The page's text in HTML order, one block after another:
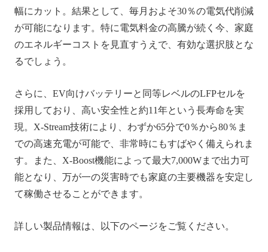
幅にカット。結果として、毎月およそ30％の電気代削減
が可能になります。特に電気料金の高騰が続く今、家庭
のエネルギーコストを見直すうえで、有効な選択肢とな
るでしょう。
さらに、EV向けバッテリーと同等レベルのLFPセルを
採用しており、高い安全性と約11年という長寿命を実
現。X-Stream技術により、わずか65分で0％から80％ま
での高速充電が可能で、非常時にもすばやく備えられま
す。また、X-Boost機能によって最大7,000Wまで出力可
能となり、万が一の災害時でも家庭の主要機器を安定し
て稼働させることができます。
詳しい製品情報は、以下のページをご覧ください。